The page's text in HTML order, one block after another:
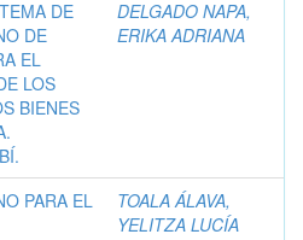
DE
DE
EL
LOS
BIENES
DELGADO NAPA,
ERIKA ADRIANA
PARA EL
TOALA ÁLAVA,
YELITZA LUCÍA